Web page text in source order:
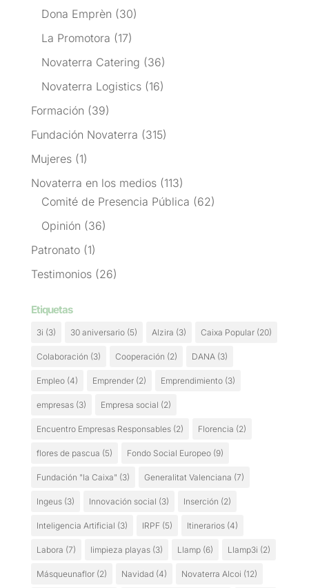
Dona Emprèn (30)
La Promotora (17)
Novaterra Catering (36)
Novaterra Logistics(16)
Formación (39)
Fundación Novaterra (315)
Mujeres(1)
Novaterra en los medios(113)
Comité de Presencia Pública (62)
Opinión (36)
Patronato(1)
Testimonios(26)
Etiquetas
3i (3) 30 aniversario(5) Alzira (3) Caixa Popular(20)
Colaboración (3) Cooperación (2) DANA(3)
Empleo(4) Emprender(2) Emprendimiento(3)
empresas(3) Empresa social (2)
Encuentro Empresas Responsables(2) Florencia (2)
flores de pascua (5) Fondo Social Europeo(9)
Fundación "la Caixa" (3) Generalitat Valenciana (7)
Ingeus(3) Innovación social (3) Inserción (2)
Inteligencia Artificial (3) IRPF(5) Itinerarios(4)
Labora (7) limpieza playas(3) Llamp(6) Llamp3i (2)
Másqueunaflor(2) Navidad(4) Novaterra Alcoi (12)